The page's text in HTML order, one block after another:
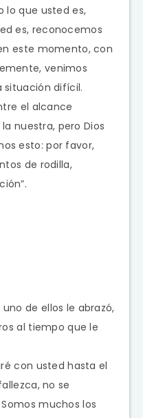
lo que usted es,
es, reconocemos
este momento, con
venimos
situación difícil.
el alcance
nuestra, pero Dios
esto: por favor,
de rodilla,
de ellos le abrazó,
al tiempo que le
con usted hasta el
no se
muchos los